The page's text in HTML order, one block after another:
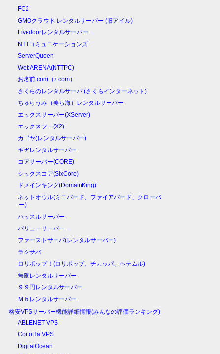
FC2
GMOクラウド レンタルサーバー (旧アイル)
Livedoorレンタルサーバー
NTTコミュニケーションズ
ServerQueen
WebARENA(NTTPC)
お名前.com（z.com）
さくらのレンタルサーバ (さくらインターネット)
ちゅらうみ（美ら海）レンタルサーバー
エックスサーバー(XServer)
エックスツー(X2)
カゴヤ(レンタルサーバー)
ギガレンタルサーバー
コアサーバー(CORE)
シックスコア(SixCore)
ドメインキング(DomainKing)
ネットオウル(ミニバード、ファイアバード、クローバ
ー)
ハッスルサーバー
バリューサーバー
ファーストサーバ(レンタルサーバー)
ラクサバ
ロリポップ！(ロリポップ、チカッパ、ヘテムル)
無限レンタルサーバー
９９円レンタルサーバー
Ｍｂレンタルサーバー
格安VPSサーバー機能詳細情報(みんなの評価ランキング)
ABLENET VPS
ConoHa VPS
DigitalOcean